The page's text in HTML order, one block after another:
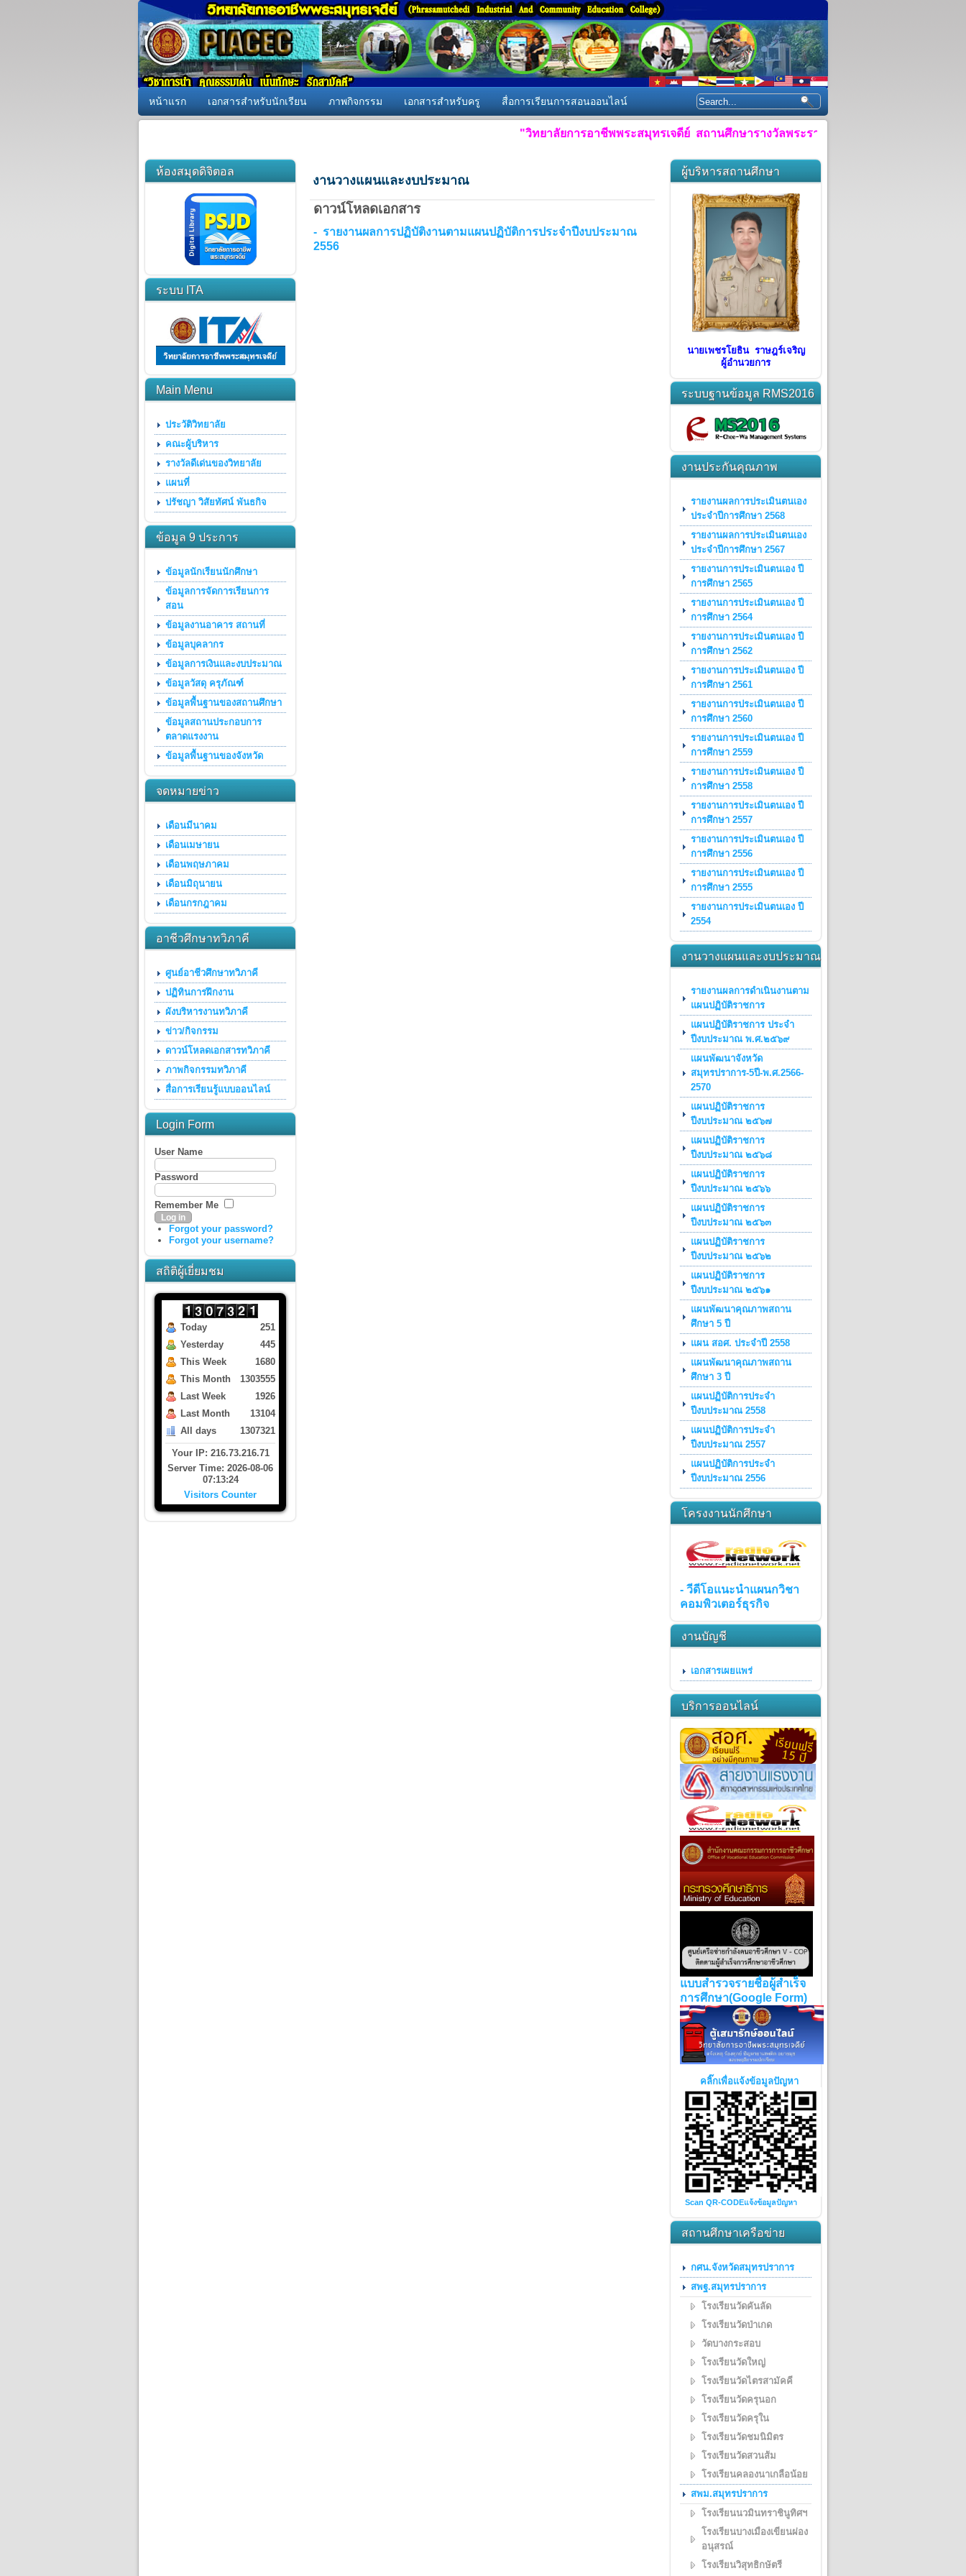
หน้าแรก เอกสารสำหรับนักเรียน ภาพกิจกรรม เอกสารสำหรับครู สื่อการเรียนการสอนออนไลน์
"วิทยาลัยการอาชีพพระสมุทรเจดีย์ สถานศึกษารางวัลพระราชทาน ประจำปีการศึกษา ๒๕๕๘"
ห้องสมุดดิจิตอล
ระบบ ITA
Main Menu
ประวัติวิทยาลัย
คณะผู้บริหาร
รางวัลดีเด่นของวิทยาลัย
แผนที่
ปรัชญา วิสัยทัศน์ พันธกิจ
ข้อมูล 9 ประการ
ข้อมูลนักเรียนนักศึกษา
ข้อมูลการจัดการเรียนการ
สอน
ข้อมูลงานอาคาร สถานที่
ข้อมูลบุคลากร
ข้อมูลการเงินและงบประมาณ
ข้อมูลวัสดุ ครุภัณฑ์
ข้อมูลพื้นฐานของสถานศึกษา
ข้อมูลสถานประกอบการ
ตลาดแรงงาน
ข้อมูลพื้นฐานของจังหวัด
จดหมายข่าว
เดือนมีนาคม
เดือนเมษายน
เดือนพฤษภาคม
เดือนมิถุนายน
เดือนกรกฎาคม
อาชีวศึกษาทวิภาคี
ศูนย์อาชีวศึกษาทวิภาคี
ปฏิทินการฝึกงาน
ผังบริหารงานทวิภาคี
ข่าว/กิจกรรม
ดาวน์โหลดเอกสารทวิภาคี
ภาพกิจกรรมทวิภาคี
สื่อการเรียนรู้แบบออนไลน์
Login Form
User Name
Password
Remember Me
Forgot your password?
Forgot your username?
สถิติผู้เยี่ยมชม
Today
Yesterday
This Week
This Month
Last Week
Last Month
All days
251
445
1680
1303555
1926
13104
1307321
Your IP: 216.73.216.71
Server Time: 2026-08-06
07:13:24
Visitors Counter
งานวางแผนและงบประมาณ
ดาวน์โหลดเอกสาร
- รายงานผลการปฏิบัติงานตามแผนปฏิบัติการประจำปีงบประมาณ
2556
ผู้บริหารสถานศึกษา
นายเพชรโยธิน ราษฎร์เจริญ
ผู้อำนวยการ
ระบบฐานข้อมูล RMS2016
งานประกันคุณภาพ
รายงานผลการประเมินตนเอง
ประจำปีการศึกษา 2568
รายงานผลการประเมินตนเอง
ประจำปีการศึกษา 2567
รายงานการประเมินตนเอง ปี
การศึกษา 2565
รายงานการประเมินตนเอง ปี
การศึกษา 2564
รายงานการประเมินตนเอง ปี
การศึกษา 2562
รายงานการประเมินตนเอง ปี
การศึกษา 2561
รายงานการประเมินตนเอง ปี
การศึกษา 2560
รายงานการประเมินตนเอง ปี
การศึกษา 2559
รายงานการประเมินตนเอง ปี
การศึกษา 2558
รายงานการประเมินตนเอง ปี
การศึกษา 2557
รายงานการประเมินตนเอง ปี
การศึกษา 2556
รายงานการประเมินตนเอง ปี
การศึกษา 2555
รายงานการประเมินตนเอง ปี
2554
งานวางแผนและงบประมาณ
รายงานผลการดำเนินงานตาม
แผนปฏิบัติราชการ
แผนปฏิบัติราชการ ประจำ
ปีงบประมาณ พ.ศ.๒๕๖๙
เเผนพัฒนาจังหวัด
สมุทรปราการ-5ปี-พ.ศ.2566-
2570
แผนปฏิบัติราชการ
ปีงบประมาณ ๒๕๖๗
แผนปฏิบัติราชการ
ปีงบประมาณ ๒๕๖๘
แผนปฏิบัติราชการ
ปีงบประมาณ ๒๕๖๖
แผนปฏิบัติราชการ
ปีงบประมาณ ๒๕๖๓
แผนปฏิบัติราชการ
ปีงบประมาณ ๒๕๖๒
แผนปฏิบัติราชการ
ปีงบประมาณ ๒๕๖๑
แผนพัฒนาคุณภาพสถาน
ศึกษา 5 ปี
แผน สอศ. ประจำปี 2558
แผนพัฒนาคุณภาพสถาน
ศึกษา 3 ปี
แผนปฏิบัติการประจำ
ปีงบประมาณ 2558
แผนปฏิบัติการประจำ
ปีงบประมาณ 2557
แผนปฏิบัติการประจำ
ปีงบประมาณ 2556
โครงงานนักศึกษา
- วีดีโอแนะนำแผนกวิชา
คอมพิวเตอร์ธุรกิจ
งานบัญชี
เอกสารเผยแพร่
บริการออนไลน์
แบบสำรวจรายชื่อผู้สำเร็จ
การศึกษา(Google Form)
คลิ๊กเพื่อแจ้งข้อมูลปัญหา
Scan QR-CODEแจ้งข้อมูลปัญหา
สถานศึกษาเครือข่าย
กศน.จังหวัดสมุทรปราการ
สพฐ.สมุทรปราการ
โรงเรียนวัดคันลัด
โรงเรียนวัดป่าเกด
วัดบางกระสอบ
โรงเรียนวัดใหญ่
โรงเรียนวัดไตรสามัคคี
โรงเรียนวัดครุนอก
โรงเรียนวัดครุใน
โรงเรียนวัดชมนิมิตร
โรงเรียนวัดสวนส้ม
โรงเรียนคลองนาเกลือน้อย
สพม.สมุทรปราการ
โรงเรียนนวมินทราชินูทิศฯ
โรงเรียนบางเมืองเขียนผ่อง
อนุสรณ์
โรงเรียนวิสุทธิกษัตรี